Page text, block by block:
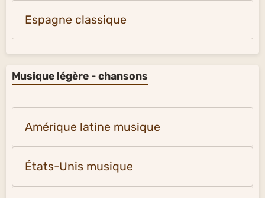
Espagne classique
Musique légère - chansons
Amérique latine musique
États-Unis musique